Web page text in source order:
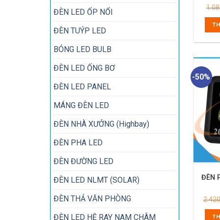
ĐÈN LED ỐP NỔI
ĐÈN TUÝP LED
BÓNG LED BULB
ĐÈN LED ỐNG BƠ
ĐÈN LED PANEL
MÁNG ĐÈN LED
ĐÈN NHÀ XƯỞNG (Highbay)
ĐÈN PHA LED
ĐÈN ĐƯỜNG LED
ĐÈN LED NLMT (SOLAR)
ĐÈN THẢ VĂN PHÒNG
ĐÈN LED HỆ RAY NAM CHÂM
-50%
ĐÈN